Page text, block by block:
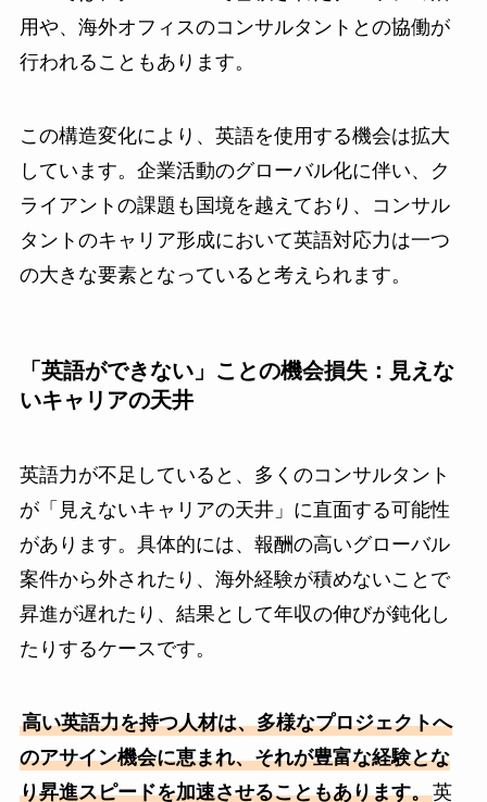
用や、海外オフィスのコンサルタントとの協働が
行われることもあります。
この構造変化により、英語を使用する機会は拡大
しています。企業活動のグローバル化に伴い、ク
ライアントの課題も国境を越えており、コンサル
タントのキャリア形成において英語対応力は一つ
の大きな要素となっていると考えられます。
「英語ができない」ことの機会損失：見えな
いキャリアの天井
英語力が不足していると、多くのコンサルタント
が「見えないキャリアの天井」に直面する可能性
があります。具体的には、報酬の高いグローバル
案件から外されたり、海外経験が積めないことで
昇進が遅れたり、結果として年収の伸びが鈍化し
たりするケースです。
高い英語力を持つ人材は、多様なプロジェクトへ
のアサイン機会に恵まれ、それが豊富な経験とな
り昇進スピードを加速させることもあります。英